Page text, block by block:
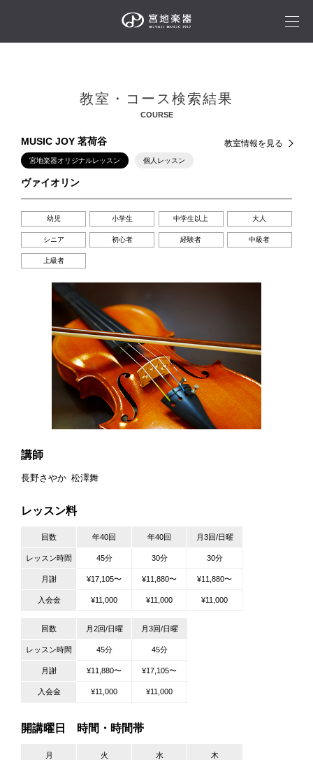
教室・コース検索結果
COURSE
MUSIC JOY 茗荷谷 教室情報を見る
宮地楽器オリジナルレッスン 個人レッスン
ヴァイオリン
幼児 小学生 中学生以上 大人
シニア 初心者 経験者 中級者
上級者
講師
長野さやか 松澤舞
レッスン料
回数 年40回 年40回 月3回/日曜
レッスン時間 45分 30分 30分
月謝 ¥17,105〜 ¥11,880〜 ¥11,880〜
入会金 ¥11,000 ¥11,000 ¥11,000
回数 月2回/日曜 月3回/日曜
レッスン時間 45分 45分
月謝 ¥11,880〜 ¥17,105〜
入会金 ¥11,000 ¥11,000
開講曜日 時間・時間帯
月 火 水 木